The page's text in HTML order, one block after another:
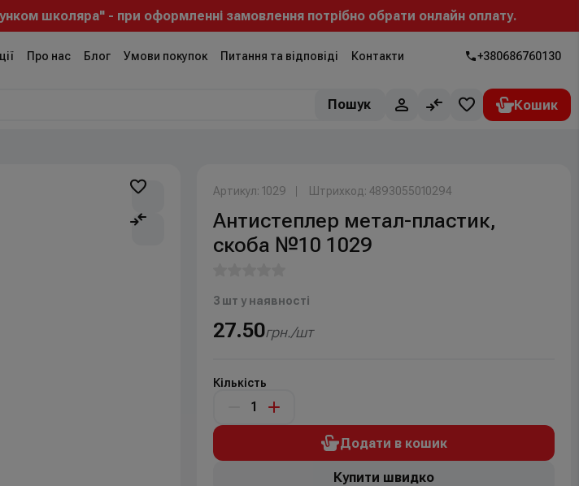
школяра" - при оформленні замовлення потрібно обрати онлайн оплату.
Про нас Блог Умови покупок Питання та відповіді Контакти +380686760130
Пошук
Артикул: 1029 Штрихкод: 4893055010294
Антистеплер метал-пластик,
скоба №10 1029
3 шт у наявності
27.50грн./шт
Кількість
Додати в кошик
Купити швидко